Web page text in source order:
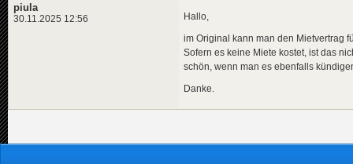
piula
30.11.2025 12:56 Hallo,
im Original kann man den Mietvertrag
Sofern es keine Miete kostet, ist das
schön, wenn man es ebenfalls
Danke.